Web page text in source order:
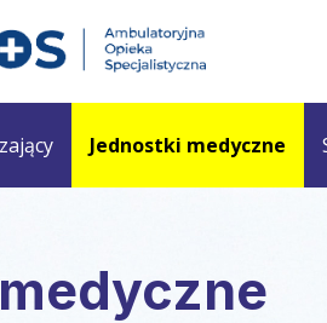
Jednostki medyczne